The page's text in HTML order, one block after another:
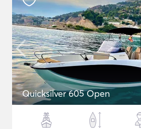
Quicksilver 605 Open